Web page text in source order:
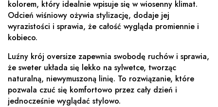
kolorem, który idealnie wpisuje się w wiosenny klimat.
Odcień wiśniowy ożywia stylizację, dodaje jej
wyrazistości i sprawia, że całość wygląda promiennie i
kobieco.
Luźny krój oversize zapewnia swobodę ruchów i sprawia,
że sweter układa się lekko na sylwetce, tworząc
naturalną, niewymuszoną linię. To rozwiązanie, które
pozwala czuć się komfortowo przez cały dzień i
jednocześnie wyglądać stylowo.